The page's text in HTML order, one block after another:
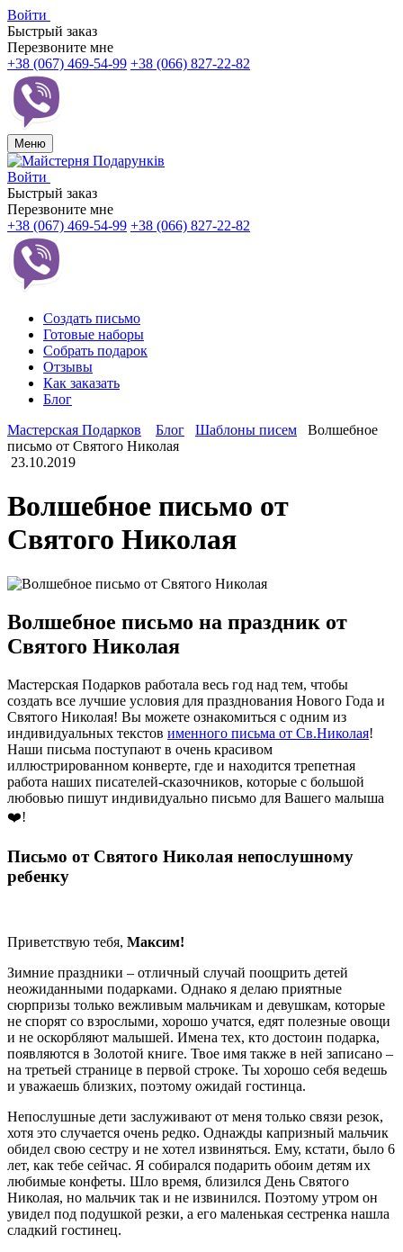
Войти
Быстрый заказ
Перезвоните мне
+38 (067) 469-54-99 +38 (066) 827-22-82
Меню
Войти
Быстрый заказ
Перезвоните мне
+38 (067) 469-54-99 +38 (066) 827-22-82
Создать письмо
Готовые наборы
Собрать подарок
Отзывы
Как заказать
Блог
Мастерская Подарков
Блог Шаблоны писем
Волшебное
письмо от Святого Николая
23.10.2019
Волшебное письмо от
Святого Николая
Волшебное письмо на праздник от
Святого Николая
Мастерская Подарков работала весь год над тем, чтобы
создать все лучшие условия для празднования Нового Года и
Святого Николая! Вы можете ознакомиться с одним из
индивидуальных текстов именного письма от Св.Николая!
Наши письма поступают в очень красивом
иллюстрированном конверте, где и находится трепетная
работа наших писателей-сказочников, которые с большой
любовью пишут индивидуально письмо для Вашего малыша
❤️!
Письмо от Святого Николая непослушному
ребенку
Приветствую тебя, Максим!
Зимние праздники – отличный случай поощрить детей
неожиданными подарками. Однако я делаю приятные
сюрпризы только вежливым мальчикам и девушкам, которые
не спорят со взрослыми, хорошо учатся, едят полезные овощи
и не оскорбляют малышей. Имена тех, кто достоин подарка,
появляются в Золотой книге. Твое имя также в ней записано –
на третьей странице в первой строке. Ты хорошо себя ведешь
и уважаешь близких, поэтому ожидай гостинца.
Непослушные дети заслуживают от меня только связи резок,
хотя это случается очень редко. Однажды капризный мальчик
обидел свою сестру и не хотел извиняться. Ему, кстати, было 6
лет, как тебе сейчас. Я собирался подарить обоим детям их
любимые конфеты. Шло время, близился День Святого
Николая, но мальчик так и не извинился. Поэтому утром он
увидел под подушкой резки, а его маленькая сестренка нашла
сладкий гостинец.